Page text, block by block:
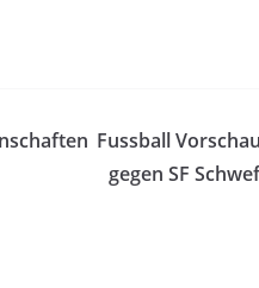
Fussball
gegen SF